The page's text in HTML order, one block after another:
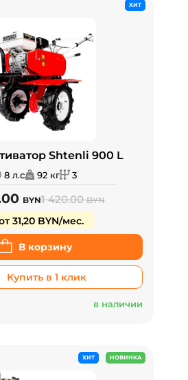
ХИТ
Shtenli 900 L
8 л.с 92 кг 3
BYN1 420.00BYN
31,20 BYN/мес.
В корзину
Купить в 1 клик
в наличии
ХИТ НОВИНКА